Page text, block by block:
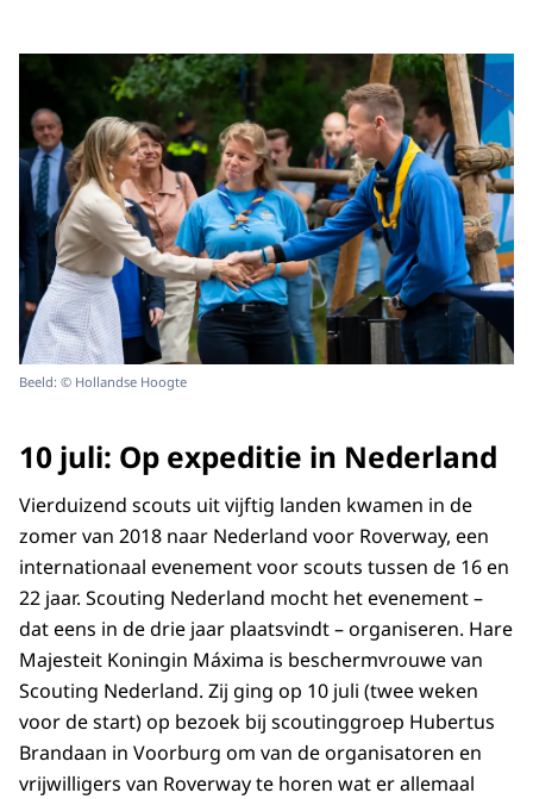
Beeld: © Hollandse Hoogte
10 juli: Op expeditie in Nederland
Vierduizend scouts uit vijftig landen kwamen in de
zomer van 2018 naar Nederland voor Roverway, een
internationaal evenement voor scouts tussen de 16 en
22 jaar. Scouting Nederland mocht het evenement –
dat eens in de drie jaar plaatsvindt – organiseren. Hare
Majesteit Koningin Máxima is beschermvrouwe van
Scouting Nederland. Zij ging op 10 juli (twee weken
voor de start) op bezoek bij scoutinggroep Hubertus
Brandaan in Voorburg om van de organisatoren en
vrijwilligers van Roverway te horen wat er allemaal